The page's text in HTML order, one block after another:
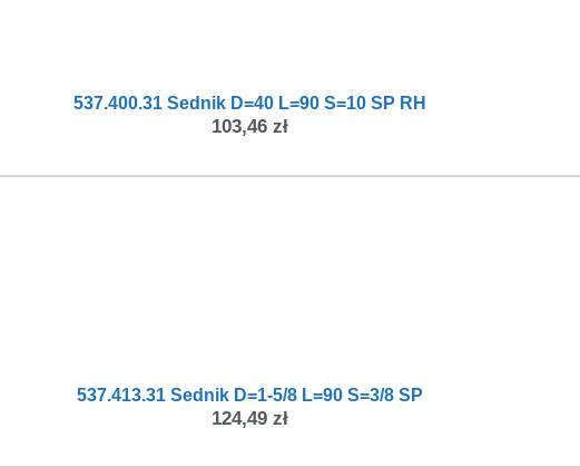
537.400.31 Sednik D=40 L=90 S=10 SP RH
103,46 zł
537.413.31 Sednik D=1-5/8 L=90 S=3/8 SP
124,49 zł